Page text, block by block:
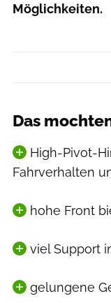
Möglichkeiten.
Das
High-Pivot-
Fahrverhalten
hohe Front
viel Support
gelungene